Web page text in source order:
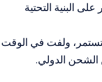
البنية التحتية
ولفت في الوقت
الدولي.